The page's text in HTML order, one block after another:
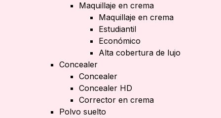
Maquillaje en crema
Maquillaje en crema
Estudiantil
Económico
Alta cobertura de lujo
Concealer
Concealer
Concealer HD
Corrector en crema
Polvo suelto